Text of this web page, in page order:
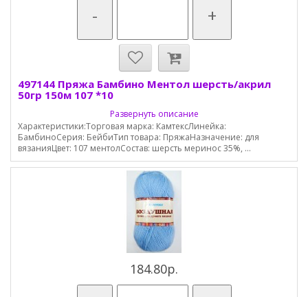
- +
497144 Пряжа Бамбино Ментол шерсть/акрил
50гр 150м 107 *10
Развернуть описание
Характеристики:Торговая марка: КамтексЛинейка:
БамбиноСерия: БейбиТип товара: ПряжаНазначение: для
вязанияЦвет: 107 ментолСостав: шерсть меринос 35%, ...
184.80р.